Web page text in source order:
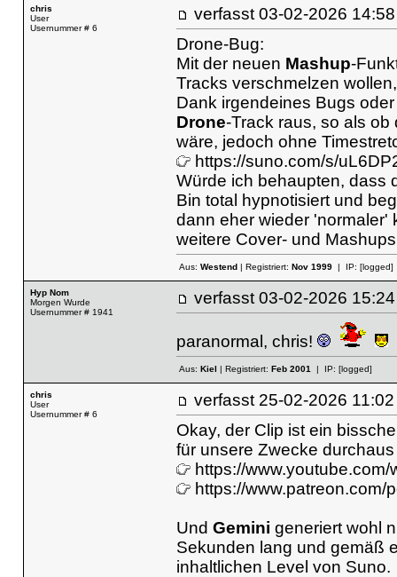
chris
User
Usernummer # 6
verfasst 03-02-2026
Drone-Bug:
Mit der neuen Mashup-
Tracks verschmelzen
Dank irgendeines Bugs
Drone-Track raus, so als
wäre, jedoch ohne
https://suno.com/s/
Würde ich behaupten, dass
Bin total hypnotisiert und
dann eher wieder 'normaler'
weitere Cover- und
Aus: Westend| Registriert: Nov 1999| IP: [logged]
Hyp Nom
Morgen Wurde
Usernummer # 1941
verfasst 03-02-2026
paranormal, chris!
Aus: Kiel | Registriert: Feb 2001| IP: [logged]
chris
User
Usernummer # 6
verfasst 25-02-2026
Okay, der Clip ist ein
für unsere Zwecke
https://
https://www.patreon.com/
Und Gemini generiert wohl
Sekunden lang und gemäß
inhaltlichen Level von Suno.